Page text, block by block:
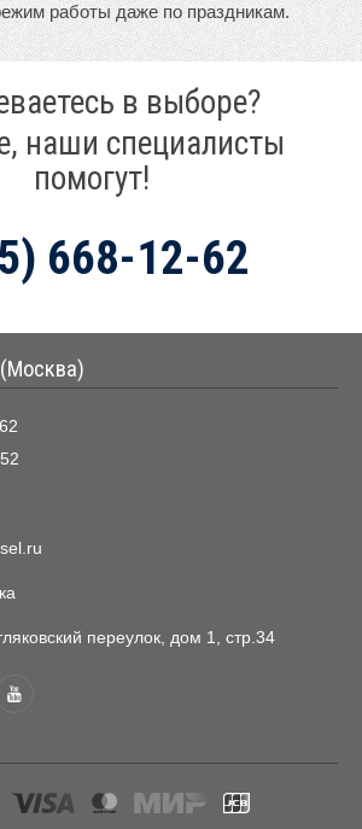
работы даже по праздникам.
в выборе?
наши специалисты
помогут!
668-12-62
переулок, дом 1, стр.34